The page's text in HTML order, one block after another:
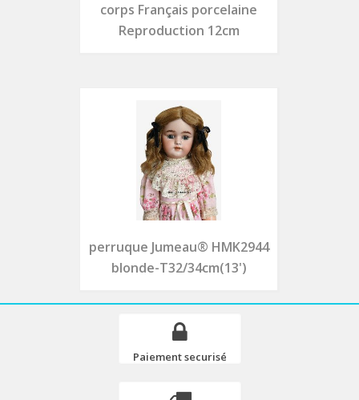
corps Français porcelaine
Reproduction 12cm
perruque Jumeau® HMK2944
blonde-T32/34cm(13')
Paiement securisé